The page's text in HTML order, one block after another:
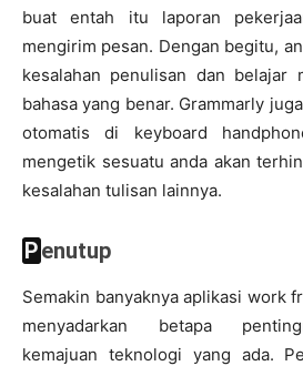
buat entah itu laporan
mengirim pesan. Dengan begitu,
kesalahan penulisan dan belajar
bahasa yang benar. Grammarly
otomatis di keyboard
mengetik sesuatu anda akan
kesalahan tulisan lainnya.
Penutup
Semakin banyaknya aplikasi work
menyadarkan betapa
kemajuan teknologi yang ada.